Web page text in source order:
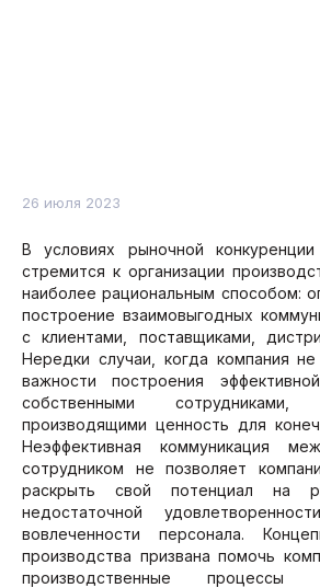
26 июля 2023
В условиях рыночной
стремится к организации
наиболее рациональным способом:
построение взаимовыгодных
с клиентами, поставщиками,
Нередки случаи, когда компания
важности построения
собственными сотрудниками,
производящими ценность для
Неэффективная коммуникация
сотрудником не позволяет
раскрыть свой потенциал на
недостаточной
вовлеченности персонала.
производства призвана помочь
производственные процессы